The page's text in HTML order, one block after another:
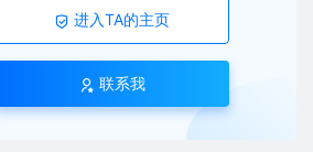
进入TA的主页
联系我